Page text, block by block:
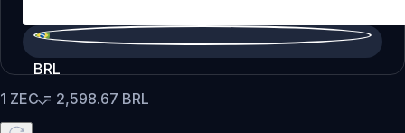
BRL
1 ZEC= 2,598.67 BRL